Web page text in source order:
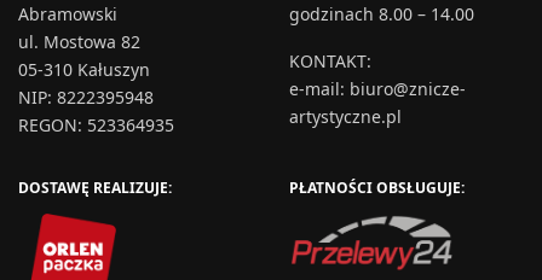
Abramowski
ul. Mostowa 82
05-310 Kałuszyn
NIP: 8222395948
REGON: 523364935
godzinach 8.00 – 14.00
KONTAKT:
e-mail: biuro@znicze-
artystyczne.pl
DOSTAWĘ REALIZUJE: PŁATNOŚCI OBSŁUGUJE: